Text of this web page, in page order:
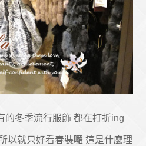
的冬季流行服飾 都在打折ing
以就只好看春裝囉 這是什麼理